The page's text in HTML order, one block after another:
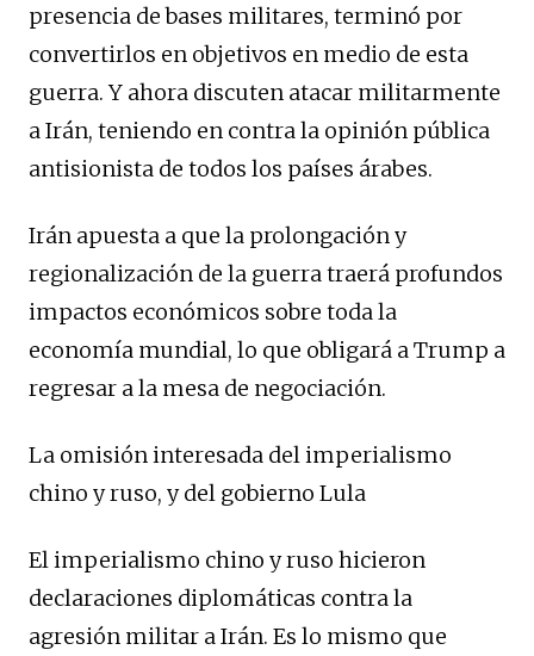
presencia de bases militares, terminó por
convertirlos en objetivos en medio de esta
guerra. Y ahora discuten atacar militarmente
a Irán, teniendo en contra la opinión pública
antisionista de todos los países árabes.
Irán apuesta a que la prolongación y
regionalización de la guerra traerá profundos
impactos económicos sobre toda la
economía mundial, lo que obligará a Trump a
regresar a la mesa de negociación.
La omisión interesada del imperialismo
chino y ruso, y del gobierno Lula
El imperialismo chino y ruso hicieron
declaraciones diplomáticas contra la
agresión militar a Irán. Es lo mismo que